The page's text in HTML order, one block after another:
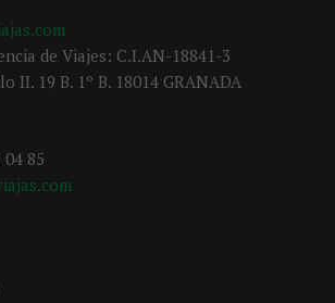
de Viajes: C.I.AN-18841-3
II. 19 B. 1º B. 18014 GRANADA
04 85